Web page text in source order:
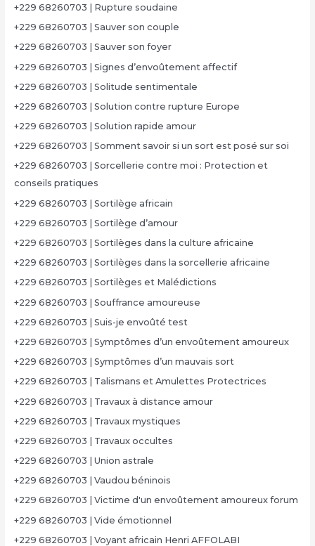
+229 68260703 | Rupture soudaine
+229 68260703 | Sauver son couple
+229 68260703 | Sauver son foyer
+229 68260703 | Signes d’envoûtement affectif
+229 68260703 | Solitude sentimentale
+229 68260703 | Solution contre rupture Europe
+229 68260703 | Solution rapide amour
+229 68260703 | Somment savoir si un sort est posé sur soi
+229 68260703 | Sorcellerie contre moi : Protection et
conseils pratiques
+229 68260703 | Sortilège africain
+229 68260703 | Sortilège d’amour
+229 68260703 | Sortilèges dans la culture africaine
+229 68260703 | Sortilèges dans la sorcellerie africaine
+229 68260703 | Sortilèges et Malédictions
+229 68260703 | Souffrance amoureuse
+229 68260703 | Suis-je envoûté test
+229 68260703 | Symptômes d’un envoûtement amoureux
+229 68260703 | Symptômes d’un mauvais sort
+229 68260703 | Talismans et Amulettes Protectrices
+229 68260703 | Travaux à distance amour
+229 68260703 | Travaux mystiques
+229 68260703 | Travaux occultes
+229 68260703 | Union astrale
+229 68260703 | Vaudou béninois
+229 68260703 | Victime d'un envoûtement amoureux forum
+229 68260703 | Vide émotionnel
+229 68260703 | Voyant africain Henri AFFOLABI